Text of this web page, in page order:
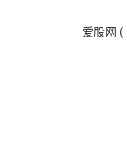
爱股网 (